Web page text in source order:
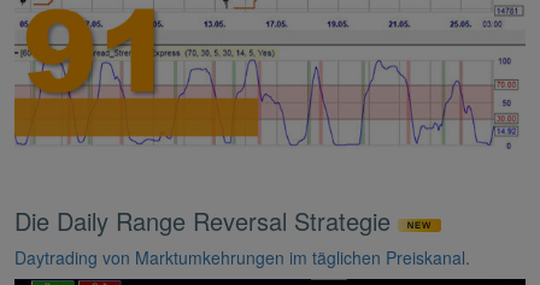
Die Daily Range Reversal Strategie
Daytrading von Marktumkehrungen im täglichen Preiskanal.